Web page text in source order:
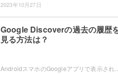
2023年10月27日
Google Discoverの過去の履歴
見る方法は？